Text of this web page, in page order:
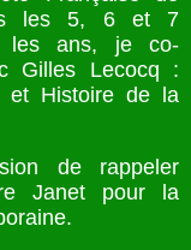
les 5, 6 et 7
les ans, je co-
Gilles Lecocq :
et Histoire de la
de rappeler
Janet pour la